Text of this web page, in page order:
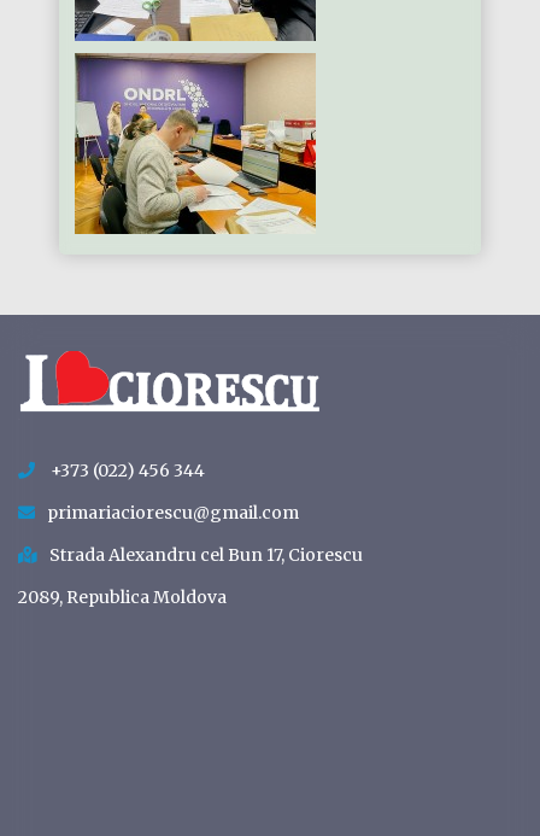
+373 (022) 456 344
primariaciorescu@gmail.com
Strada Alexandru cel Bun 17, Ciorescu
2089, Republica Moldova